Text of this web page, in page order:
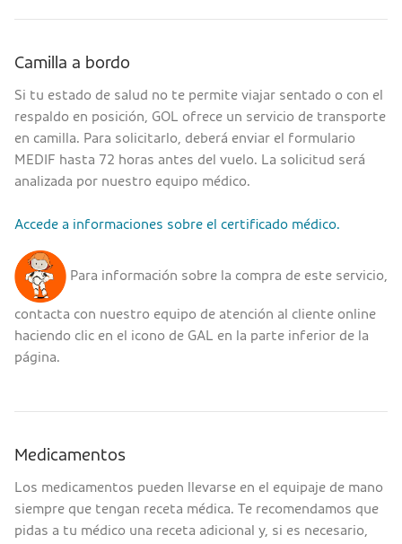
Camilla a bordo
Si tu estado de salud no te permite viajar sentado o con el
respaldo en posición, GOL ofrece un servicio de transporte
en camilla. Para solicitarlo, deberá enviar el formulario
MEDIF hasta 72 horas antes del vuelo. La solicitud será
analizada por nuestro equipo médico.
Accede a informaciones sobre el certificado médico.
Para información sobre la compra de este servicio,
contacta con nuestro equipo de atención al cliente online
haciendo clic en el icono de GAL en la parte inferior de la
página.
Medicamentos
Los medicamentos pueden llevarse en el equipaje de mano
siempre que tengan receta médica. Te recomendamos que
pidas a tu médico una receta adicional y, si es necesario,